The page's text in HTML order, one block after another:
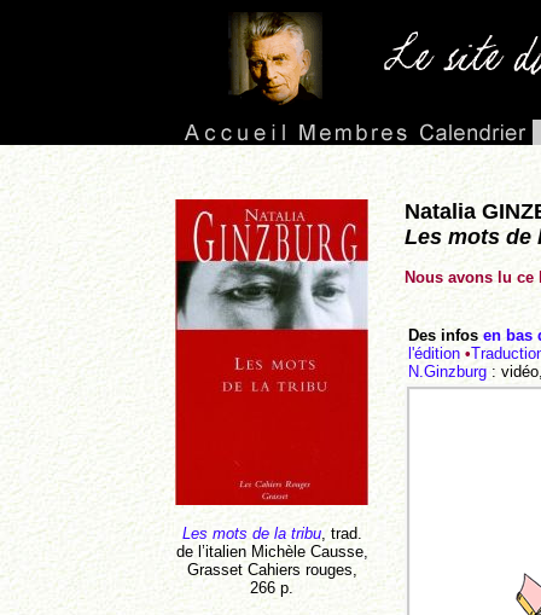
Les mots de la tribu, trad.
de l’italien Michèle Causse,
Grasset Cahiers rouges,
266 p.
Natalia
Les mots de
Nous avons lu ce
Des infos en bas
l'édition •
N.Ginzburg :